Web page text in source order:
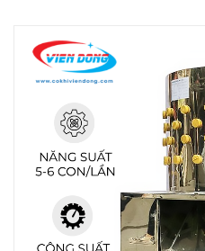
THIẾT BỊ LÀM ĐỒ ĂN NHANH
THIẾT BỊ LÀM BÁNH
MÁY ĐÓNG GÓI THỰC PHẨM
THIẾT BỊ LẠNH